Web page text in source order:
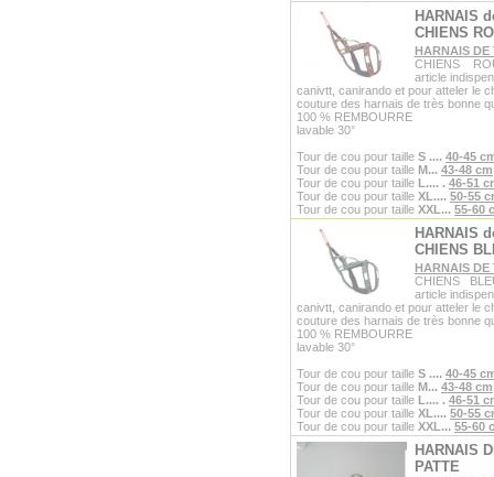
HARNAIS
CHIENS
HARNAIS
CHIENS
article
canivtt, canirando et pour atteler le
couture des harnais de très bonne
100 % REMBOURRE
lavable 30°
Tour de cou pour taille S .... 40-45
Tour de cou pour taille M... 43-48 cm
Tour de cou pour taille L.... . 46-51
Tour de cou pour taille XL.... 50-55
Tour de cou pour taille XXL... 55-60
HARNAIS
CHIENS
HARNAIS
CHIENS
article
canivtt, canirando et pour atteler le
couture des harnais de très bonne
100 % REMBOURRE
lavable 30°
Tour de cou pour taille S .... 40-45
Tour de cou pour taille M... 43-48 cm
Tour de cou pour taille L.... . 46-51
Tour de cou pour taille XL.... 50-55
Tour de cou pour taille XXL... 55-60
HARNAIS
PATTE